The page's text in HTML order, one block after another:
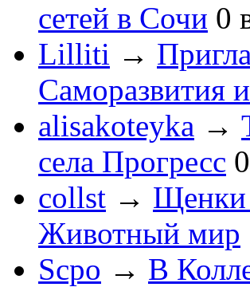
сетей в Сочи 0
Lilliti →
Саморазвития
alisakoteyka →
села Прогресс 0
collst → Щенки
Животный мир
Scpo → В